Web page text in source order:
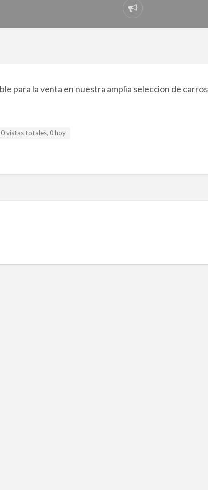
Reportar
problema
para la venta en nuestra amplia seleccion de carros
vistas totales, 0 hoy